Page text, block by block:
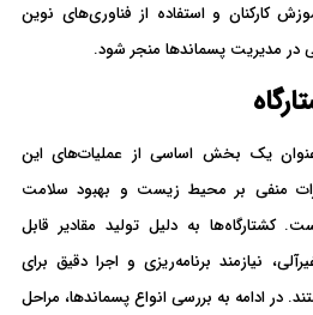
کارکنان و استفاده از فناوری‌های نوین
در مدیریت پسماندها منجر شود.
عنوان یک بخش اساسی از عملیات‌های این
منفی بر محیط زیست و بهبود سلامت
کشتارگاه‌ها به دلیل تولید مقادیر قابل
نیازمند برنامه‌ریزی و اجرا دقیق برای
در ادامه به بررسی انواع پسماندها، مراحل